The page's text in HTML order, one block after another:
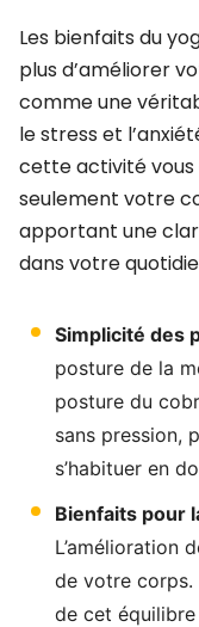
Les bienfaits du
plus d’améliorer
comme une
le stress et
cette activité
seulement votre
apportant une
dans votre
Simplicité des
posture de la
posture du
sans pression,
s’habituer en
Bienfaits pour
L’amélioration
de votre corps.
de cet